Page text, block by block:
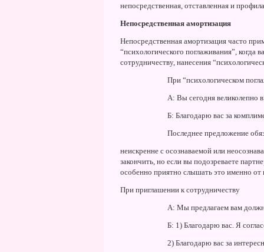
непосредственная, отставленная и
Hепосредственная амортизация
Hепосредственная амортизация часто
“психологического поглаживания”, когда
сотрудничеству, нанесения
При “психологическом
А: Вы сегодня великолепно
Б: Благодарю вас за
Последнее предложение
неискренне с осознаваемой или
закончить, но если вы подозреваете
особенно приятно слышать это именно от
При приглашении к сотрудничеству
А: Мы предлагаем вам
Б: 1) Благодарю вас. Я
2) Благодарю вас за